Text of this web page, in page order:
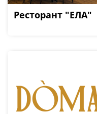
Ресторант "ЕЛА"